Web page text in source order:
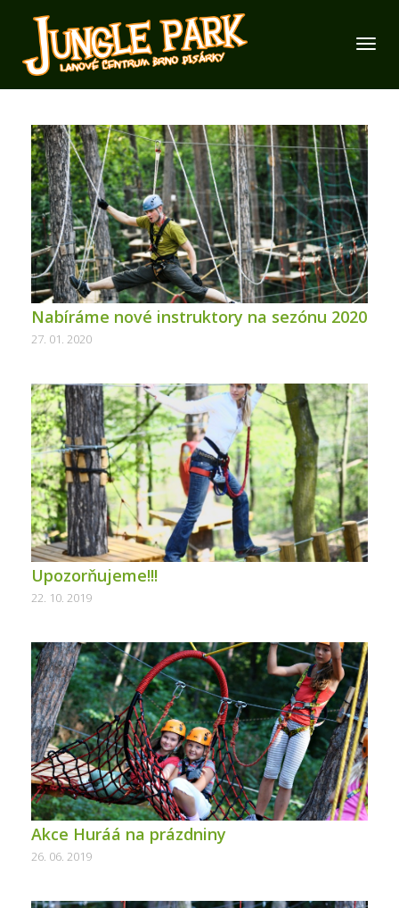
Nabíráme nové instruktory na sezónu 2020
27. 01. 2020
Upozorňujeme!!!
22. 10. 2019
Akce Huráá na prázdniny
26. 06. 2019